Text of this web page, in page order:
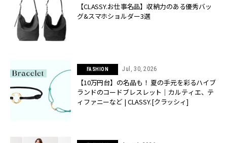
【CLASSY.お仕事名品】収納力のある優秀バッ
グ&スマホショルダー3選
FASHION Jul, 30, 2026
【10万円台】の名品も！ 夏の手元を彩るハイブ
ランドのコードブレスレット｜カルティエ、テ
ィファニーなど | CLASSY.[クラッシィ]